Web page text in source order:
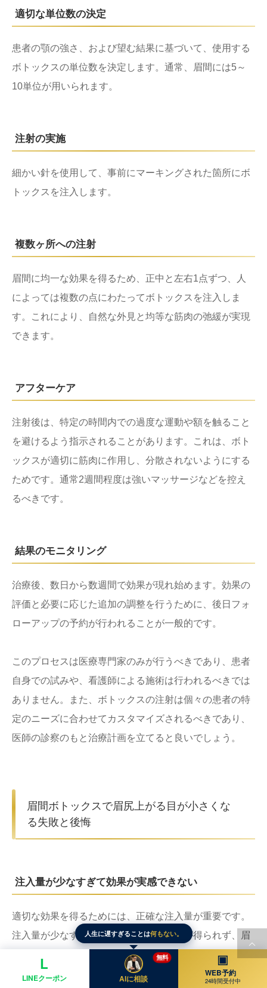
適切な単位数の決定
患者の顎の強さ、および望む結果に基づいて、使用する
ボトックスの単位数を決定します。通常、眉間には5～
10単位が用いられます。
注射の実施
細かい針を使用して、事前にマーキングされた箇所にボ
トックスを注入します。
複数ヶ所への注射
眉間に均一な効果を得るため、正中と左右1点ずつ、人
によっては複数の点にわたってボトックスを注入しま
す。これにより、自然な外見と均等な筋肉の弛緩が実現
できます。
アフターケア
注射後は、特定の時間内での過度な運動や額を触ること
を避けるよう指示されることがあります。これは、ボト
ックスが適切に筋肉に作用し、分散されないようにする
ためです。通常2週間程度は強いマッサージなどを控え
るべきです。
結果のモニタリング
治療後、数日から数週間で効果が現れ始めます。効果の
評価と必要に応じた追加の調整を行うために、後日フォ
ローアップの予約が行われることが一般的です。
このプロセスは医療専門家のみが行うべきであり、患者
自身での試みや、看護師による施術は行われるべきでは
ありません。また、ボトックスの注射は個々の患者の特
定のニーズに合わせてカスタマイズされるべきであり、
医師の診察のもと治療計画を立てると良いでしょう。
眉間ボトックスで眉尻上がる目が小さくな
る失敗と後悔
注入量が少なすぎて効果が実感できない
適切な効果を得るためには、正確な注入量が重要です。
注入量が少なすぎる場合、望ましい効果が得られず、眉
間の皺の改善が不十分になることがあります。結果とし
て、期待していた見た目の改善が実現しない可能性があ
人生に遅すぎることは何もない。
L
LINEクーポン AIに相談
無料 ▣
WEB予約
24時間受付中